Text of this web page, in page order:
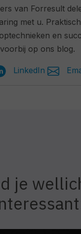
van Forresult
met u.
en
op ons blog.
LinkedIn
je